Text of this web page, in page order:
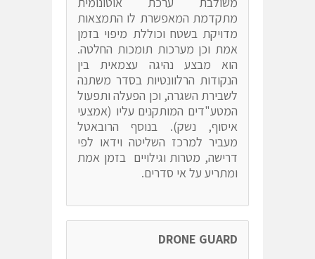
מתקדמת המאפשרת לו התמצאות
מדויקת בשטח וכוללת מיפוי בזמן
אמת וכן מערכות תומכות החלטה.
הוא מבצע נהיגה עצמאית בין
הנקודות הרלוונטיות בסדר משתנה
לשבירת השגרה, וכן הפעלה ותפעול
המטע"דים המותקנים עליו (אמצעי
איסוף, נשק). בנוסף הרובאטל
מעביר למרכז השליטה וידאו לפי
דרישה, מטרות וגילויים בזמן אמת
ומתריע על אי סדרים.
DRONE GUARD